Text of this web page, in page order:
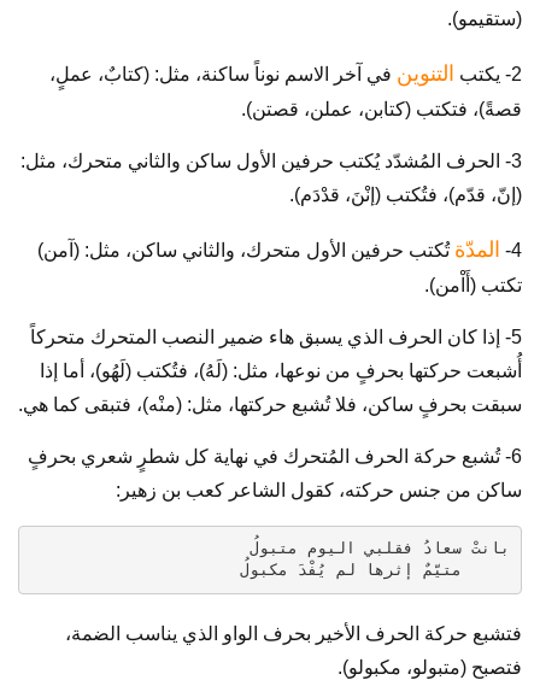
(ستقيمو).
2- يكتب التنوين في آخر الاسم نوناً ساكنة، مثل: (كتابٌ، عملٍ،
قصةً)، فتكتب (كتابن، عملن، قصتن).
3- الحرف المُشدّد يُكتب حرفين الأول ساكن والثاني متحرك، مثل:
(إنّ، قدّم)، فتُكتب (إنْنَ، قدْدَم).
4- المدّة تُكتب حرفين الأول متحرك، والثاني ساكن، مثل: (آمن)
تكتب (أَاْمن).
5- إذا كان الحرف الذي يسبق هاء ضمير النصب المتحرك متحركاً
أُشبعت حركتها بحرفٍ من نوعها، مثل: (لَهُ)، فتُكتب (لَهُو)، أما إذا
سبقت بحرفٍ ساكن، فلا تُشبع حركتها، مثل: (منْه)، فتبقى كما هي.
6- تُشبع حركة الحرف المُتحرك في نهاية كل شطرٍ شعري بحرفٍ
ساكن من جنس حركته، كقول الشاعر كعب بن زهير:
فتشبع حركة الحرف الأخير بحرف الواو الذي يناسب الضمة،
فتصبح (متبولو، مكبولو).